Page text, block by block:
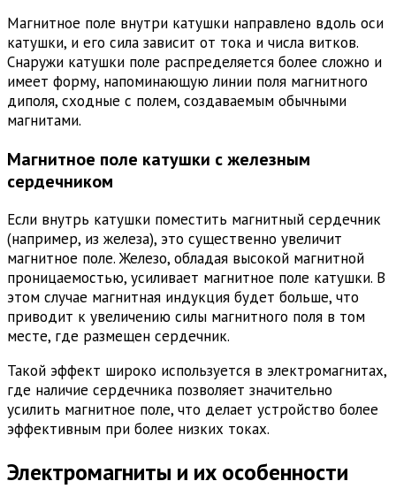
Магнитное поле внутри катушки направлено вдоль оси
катушки, и его сила зависит от тока и числа витков.
Снаружи катушки поле распределяется более сложно и
имеет форму, напоминающую линии поля магнитного
диполя, сходные с полем, создаваемым обычными
магнитами.
Магнитное поле катушки с железным
сердечником
Если внутрь катушки поместить магнитный сердечник
(например, из железа), это существенно увеличит
магнитное поле. Железо, обладая высокой магнитной
проницаемостью, усиливает магнитное поле катушки. В
этом случае магнитная индукция будет больше, что
приводит к увеличению силы магнитного поля в том
месте, где размещен сердечник.
Такой эффект широко используется в электромагнитах,
где наличие сердечника позволяет значительно
усилить магнитное поле, что делает устройство более
эффективным при более низких токах.
Электромагниты и их особенности